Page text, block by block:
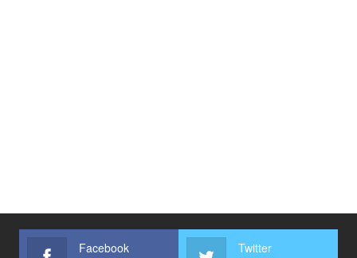
Facebook Twitter